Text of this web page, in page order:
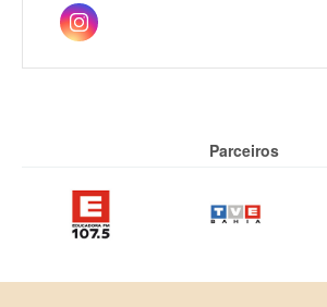
Parceiros